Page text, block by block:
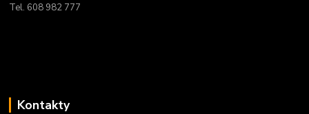
Tel. 608 982 777
Kontakty